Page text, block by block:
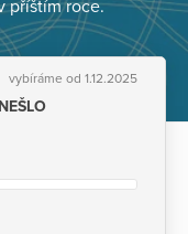
příštím roce.
vybíráme od 1.12.2025